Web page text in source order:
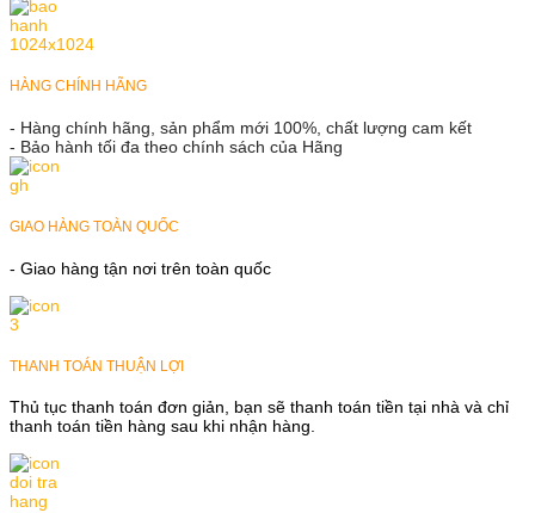
HÀNG CHÍNH HÃNG
- Hàng chính hãng, sản phẩm mới 100%, chất lượng cam kết
- Bảo hành tối đa theo chính sách của Hãng
GIAO HÀNG TOÀN QUỐC
- Giao hàng tận nơi trên toàn quốc
THANH TOÁN THUẬN LỢI
Thủ tục thanh toán đơn giản, bạn sẽ thanh toán tiền tại nhà và chỉ
thanh toán tiền hàng sau khi nhận hàng.